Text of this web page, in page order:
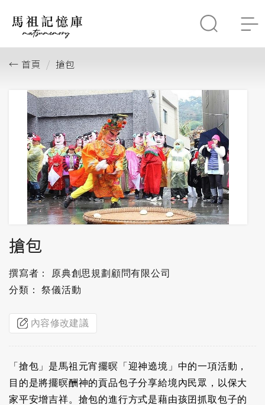
首頁 搶包
搶包
撰寫者： 原典創思規劃顧問有限公司
分類： 祭儀活動
內容修改建議
「搶包」是馬祖元宵擺暝「迎神遶境」中的一項活動，
目的是將擺暝酬神的貢品包子分享給境內民眾，以保大
家平安增吉祥。搶包的進行方式是藉由孩囝抓取包子的